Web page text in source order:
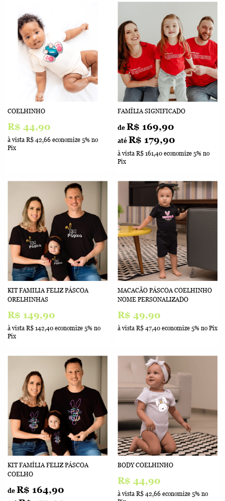
COELHINHO
R$ 44,90
à vista R$ 42,66 economize 5% no
Pix
FAMÍLIA SIGNIFICADO
de R$ 169,90
até R$ 179,90
à vista R$ 161,40 economize 5% no
Pix
KIT FAMILIA FELIZ PÁSCOA
ORELHINHAS
R$ 149,90
à vista R$ 142,40 economize 5% no
Pix
MACACÃO PÁSCOA COELHINHO
NOME PERSONALIZADO
R$ 49,90
à vista R$ 47,40 economize 5% no Pix
KIT FAMÍLIA FELIZ PÁSCOA
COELHO
de R$ 164,90
BODY COELHINHO
R$ 44,90
à vista R$ 42,66 economize 5% no